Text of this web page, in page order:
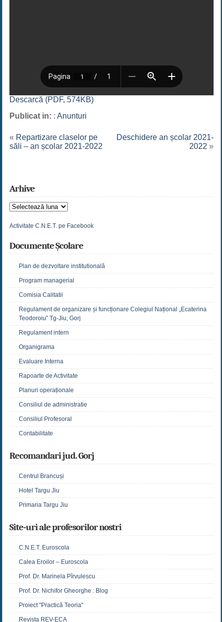
Descarcă (PDF, 574KB)
Publicat in: : Anunturi
« Repartizare claselor pe
săli – an școlar 2021-2022
Deschidere an școlar 2021-
2022 »
Arhive
Arhive
Activitate C.N.E.T. pe Facebook
Documente Școlare
Plan de dezvoltare institutională
Program managerial
Comisia Calitatii
Regulament de organizare și funcționare Colegiul Național „Ecaterina
Teodoroiu” Tg-Jiu, Gorj
Regulament intern
Organigrama
Evaluare Interna
Rapoarte de Activitate
Planuri operaționale
Consiliul de administratie
Consiliul Profesoral
Contabilitate
Recomandari jud. Gorj
Centrul Brancuși
Hotel Targu Jiu
Primaria Targu Jiu
Site-uri ale profesorilor nostri
C.N.E.T. Euroscola
Calea Eroilor – Euroscola
Prof. Dr. Marinela Pîrvulescu
Prof. Dr. Nichifor Gheorghe : Blog
Proiect "Practică Teoria"
Revista REV-ECA